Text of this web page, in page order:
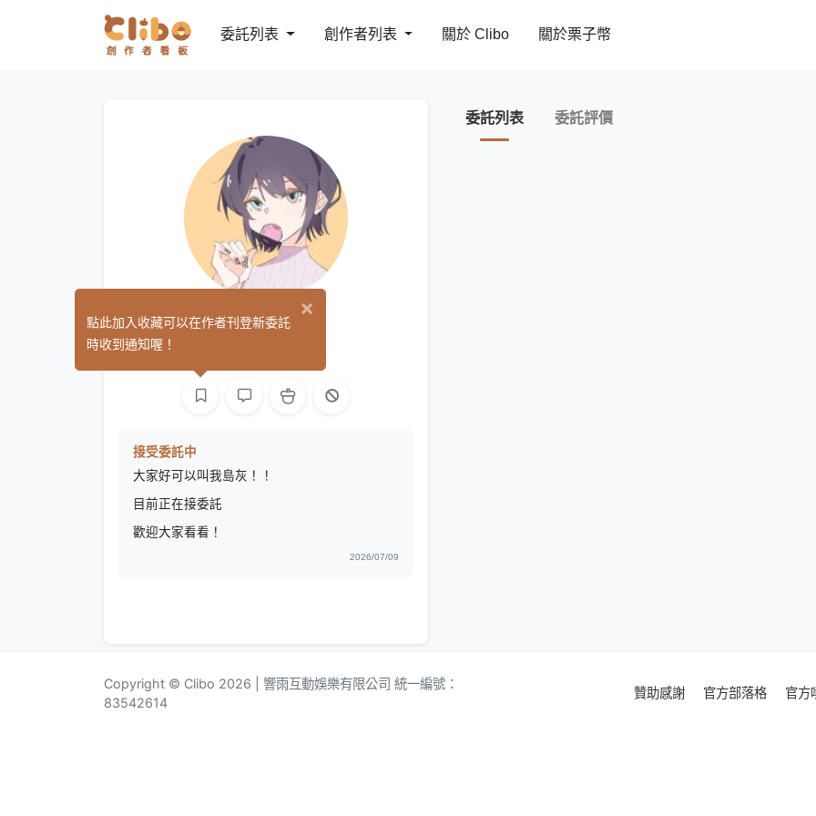
委託列表 創作者列表 關於 Clibo 關於栗子幣
島灰灰
接受委託中
大家好可以叫我島灰！！
目前正在接委託
歡迎大家看看！
2026/07/09
委託列表 委託評價
Copyright © Clibo 2026 | 響雨互動娛樂有限公司 統一編號：
83542614
贊助感謝 官方部落格 官方
×
點此加入收藏可以在作者刊登新委託
時收到通知喔！